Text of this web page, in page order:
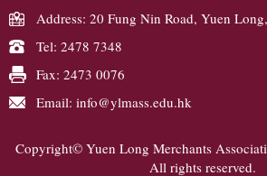
Address: 20 Fung Nin Road, Yuen
Tel: 2478 7348
Fax: 2473 0076
Email: info@ylmass.edu.hk
Copyright© Yuen Long Merchants
All rights reserved.